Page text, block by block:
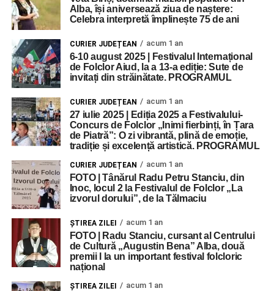
Alba, își aniversează ziua de naștere:
Celebra interpretă împlinește 75 de ani
CURIER JUDEȚEAN acum 1 an
6-10 august 2025 | Festivalul Internațional
de Folclor Aiud, la a 13-a ediție: Sute de
invitați din străinătate. PROGRAMUL
CURIER JUDEȚEAN acum 1 an
27 iulie 2025 | Ediția 2025 a Festivalului-
Concurs de Folclor „Inimi fierbinți, în Țara
de Piatră”: O zi vibrantă, plină de emoție,
tradiție și excelență artistică. PROGRAMUL
CURIER JUDEȚEAN acum 1 an
FOTO | Tânărul Radu Petru Stanciu, din
Inoc, locul 2 la Festivalul de Folclor „La
izvorul dorului”, de la Tălmaciu
ŞTIREA ZILEI acum 1 an
FOTO | Radu Stanciu, cursant al Centrului
de Cultură „Augustin Bena” Alba, două
premii I la un important festival folcloric
național
ŞTIREA ZILEI acum 1 an